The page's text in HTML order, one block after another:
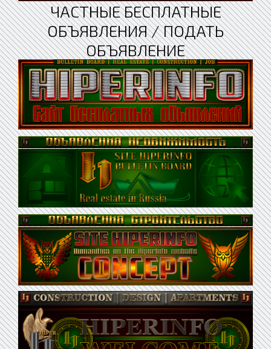
ЧАСТНЫЕ БЕСПЛАТНЫЕ
ОБЪЯВЛЕНИЯ / ПОДАТЬ
ОБЪЯВЛЕНИЕ